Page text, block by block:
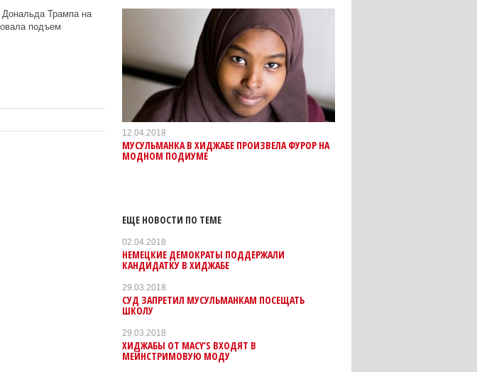
Трампа на
подъем
12.04.2018
МУСУЛЬМАНКА В ХИДЖАБЕ ПРОИЗВЕЛА ФУРОР НА
МОДНОМ ПОДИУМЕ
ЕЩЕ НОВОСТИ ПО ТЕМЕ
02.04.2018
НЕМЕЦКИЕ ДЕМОКРАТЫ ПОДДЕРЖАЛИ
КАНДИДАТКУ В ХИДЖАБЕ
29.03.2018
СУД ЗАПРЕТИЛ МУСУЛЬМАНКАМ ПОСЕЩАТЬ
ШКОЛУ
29.03.2018
ХИДЖАБЫ ОТ MACY’S ВХОДЯТ В
МЕЙНСТРИМОВУЮ МОДУ